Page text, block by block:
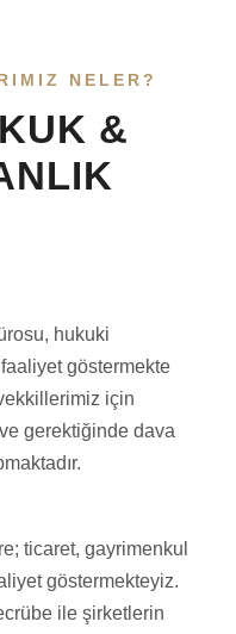
NELER?
&
hukuki
göstermekte
için
gerektiğinde dava
ticaret, gayrimenkul
göstermekteyiz.
ile şirketlerin